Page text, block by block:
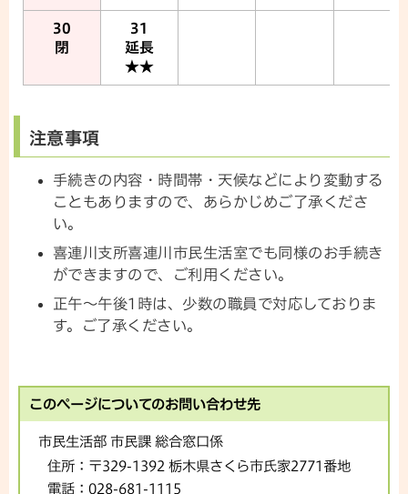
30
閉
31
延長
★★
注意事項
手続きの内容・時間帯・天候などにより変動する
こともありますので、あらかじめご了承くださ
い。
喜連川支所喜連川市民生活室でも同様のお手続き
ができますので、ご利用ください。
正午～午後1時は、少数の職員で対応しておりま
す。ご了承ください。
このページについてのお問い合わせ先
市民生活部 市民課 総合窓口係
住所： 〒329-1392 栃木県さくら市氏家2771番地
電話： 028-681-1115